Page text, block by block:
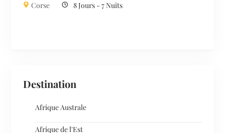
Corse 8 Jours - 7 Nuits
Destination
Afrique Australe
Afrique de l'Est